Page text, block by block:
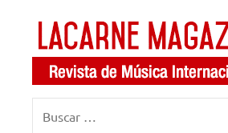
contenido
LaCarne
de